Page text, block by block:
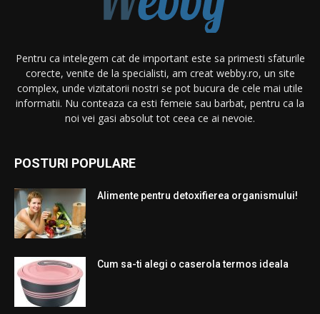
Pentru ca intelegem cat de important este sa primesti sfaturile
corecte, venite de la specialisti, am creat webby.ro, un site
complex, unde vizitatorii nostri se pot bucura de cele mai utile
informatii. Nu conteaza ca esti femeie sau barbat, pentru ca la
noi vei gasi absolut tot ceea ce ai nevoie.
POSTURI POPULARE
Alimente pentru detoxifierea organismului!
Cum sa-ti alegi o caserola termos ideala